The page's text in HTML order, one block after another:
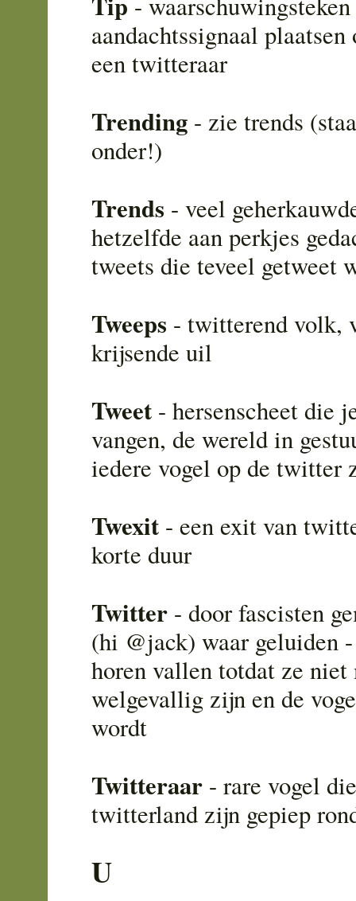
aandachtssignaal
een twitteraar
Trending - zie trends
onder!)
Trends - veel
hetzelfde aan perkjes
tweets die teveel getweet
Tweeps - twitterend volk,
krijsende uil
Tweet - hersenscheet die
vangen, de wereld in
iedere vogel op de twitter
Twexit - een exit van
korte duur
Twitter - door fascisten
(hi @jack) waar geluiden
horen vallen totdat ze niet
welgevallig zijn en de
wordt
Twitteraar - rare vogel
twitterland zijn gepiep
U